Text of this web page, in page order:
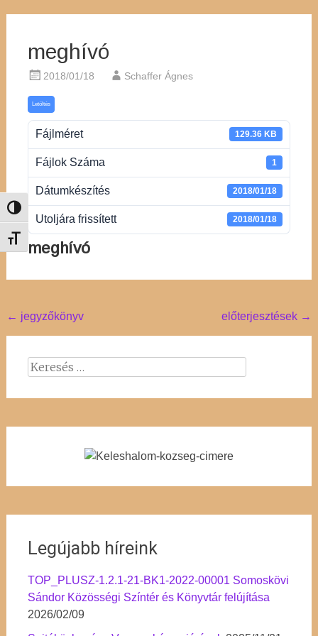
Nagy kontraszt váltása
Betűméret váltása
meghívó
2018/01/18 Schaffer Ágnes
Letöltés
Fájlméret 129.36 KB
Fájlok Száma 1
Dátumkészítés 2018/01/18
Utoljára frissített 2018/01/18
meghívó
Post
navigation
← jegyzőkönyv előterjesztések →
Keresés:
Legújabb híreink
TOP_PLUSZ-1.2.1-21-BK1-2022-00001 Somoskövi
Sándor Közösségi Színtér és Könyvtár felújítása
2026/02/09